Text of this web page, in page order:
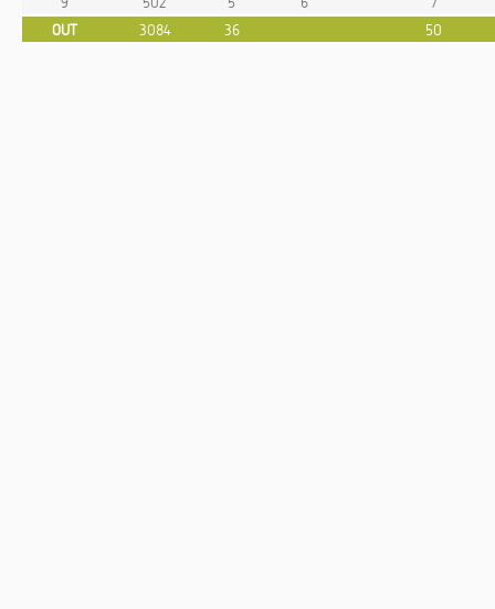
OUT
3084 36 50